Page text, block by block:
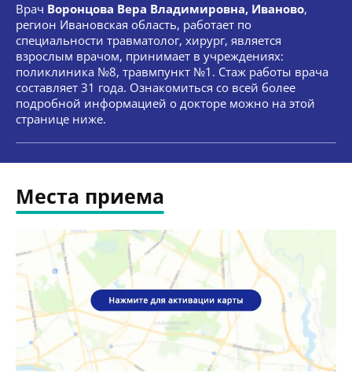
Врач Воронцова Вера Владимировна, Иваново,
регион Ивановская область, работает по
специальности травматолог, хирург, является
взрослым врачом, принимает в учреждениях:
поликлиника №8, травмпункт №1. Стаж работы врача
составляет 31 года. Ознакомиться со всей более
подробной информацией о докторе можно на этой
странице ниже.
Места приема